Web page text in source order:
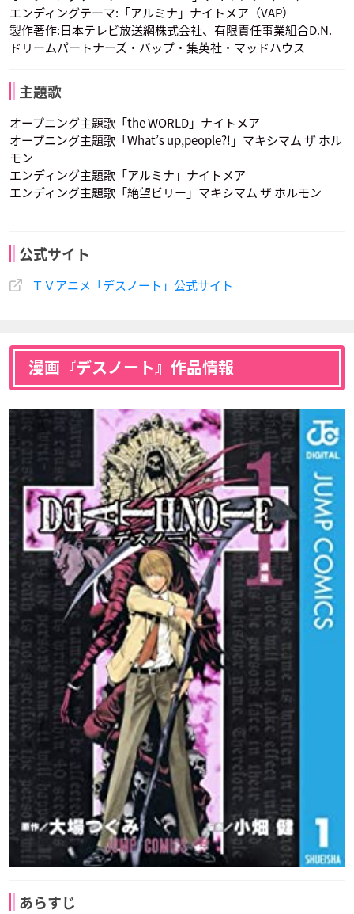
エンディングテーマ:「アルミナ」ナイトメア（VAP）
製作著作:日本テレビ放送網株式会社、有限責任事業組合D.N.
ドリームパートナーズ・バップ・集英社・マッドハウス
主題歌
オープニング主題歌「the WORLD」ナイトメア
オープニング主題歌「What’s up,people?!」マキシマム ザ ホル
モン
エンディング主題歌「アルミナ」ナイトメア
エンディング主題歌「絶望ビリー」マキシマム ザ ホルモン
公式サイト
ＴＶアニメ「デスノート」公式サイト
漫画『デスノート』作品情報
あらすじ